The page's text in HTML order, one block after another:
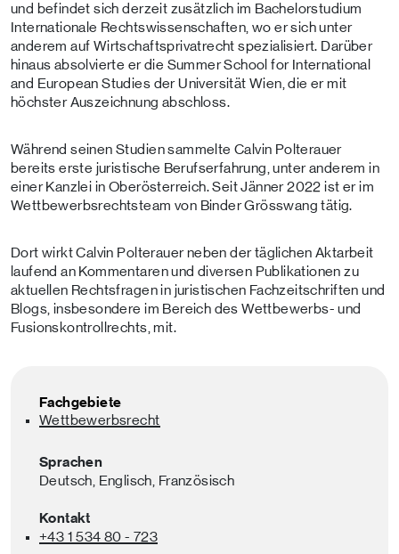
und befindet sich derzeit zusätzlich im Bachelorstudium
Internationale Rechtswissenschaften, wo er sich unter
anderem auf Wirtschaftsprivatrecht spezialisiert. Darüber
hinaus absolvierte er die Summer School for International
and European Studies der Universität Wien, die er mit
höchster Auszeichnung abschloss.
Während seinen Studien sammelte Calvin Polterauer
bereits erste juristische Berufserfahrung, unter anderem in
einer Kanzlei in Oberösterreich. Seit Jänner 2022 ist er im
Wettbewerbsrechtsteam von Binder Grösswang tätig.
Dort wirkt Calvin Polterauer neben der täglichen Aktarbeit
laufend an Kommentaren und diversen Publikationen zu
aktuellen Rechtsfragen in juristischen Fachzeitschriften und
Blogs, insbesondere im Bereich des Wettbewerbs- und
Fusionskontrollrechts, mit.
Fachgebiete
Wettbewerbsrecht
Sprachen
Deutsch, Englisch, Französisch
Kontakt
+43 1 534 80 - 723